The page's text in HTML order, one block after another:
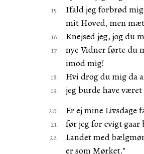
Ifald jeg forbrød
mit Hoved, men
Knejsed jeg, jog du
nye Vidner førte du
imod mig!
Hvi drog du mig da
jeg burde have
Er ej mine Livsdage
før jeg for evigt
Landet med
er som Mørket."